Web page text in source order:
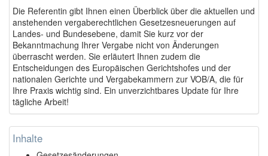
Die Referentin gibt Ihnen einen Überblick über die aktuellen und
anstehenden vergaberechtlichen Gesetzesneuerungen auf
Landes- und Bundesebene, damit Sie kurz vor der
Bekanntmachung Ihrer Vergabe nicht von Änderungen
überrascht werden. Sie erläutert Ihnen zudem die
Entscheidungen des Europäischen Gerichtshofes und der
nationalen Gerichte und Vergabekammern zur VOB/A, die für
Ihre Praxis wichtig sind. Ein unverzichtbares Update für Ihre
tägliche Arbeit!
Inhalte